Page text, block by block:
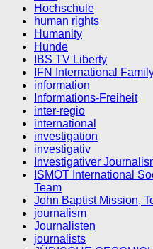
Hochschule
human rights
Humanity
Hunde
IBS TV Liberty
IFN International
information
Informations-Freiheit
inter-regio
international
investigation
investigativ
Investigativer
ISMOT International
Team
John Baptist Mission,
journalism
Journalisten
journalists